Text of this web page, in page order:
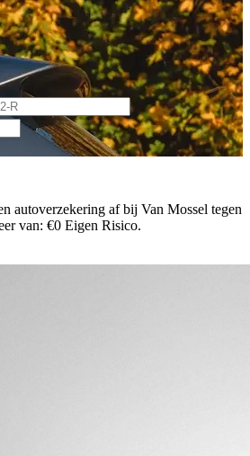
autoverzekering af bij Van Mossel tegen
van: €0 Eigen Risico.